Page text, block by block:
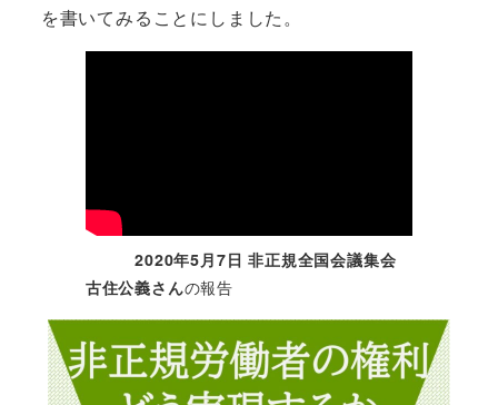
を書いてみることにしました。
2020年5月7日 非正規全国会議集会
古住公義さんの報告